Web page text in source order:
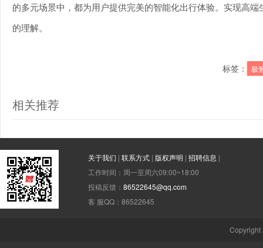
的多元场景中，都为用户提供完美的智能化出行体验。实现高
的理解。
标签： 极
相关推荐
关于我们 | 联系方式 | 版权声明 | 招聘信息 |
工作时间：周一至周六09:00~18:00
投稿反馈： 86522645@qq.com
客 服QQ：86522645